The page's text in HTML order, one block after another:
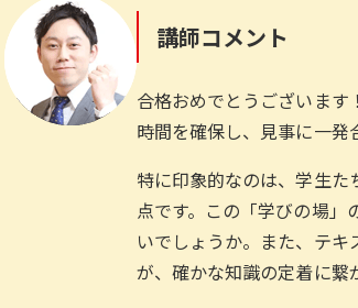
講師コメント
合格おめでとうございま
時間を確保し、見事に一発
特に印象的なのは、学生
点です。この「学びの場」
いでしょうか。また、テ
が、確かな知識の定着に繋